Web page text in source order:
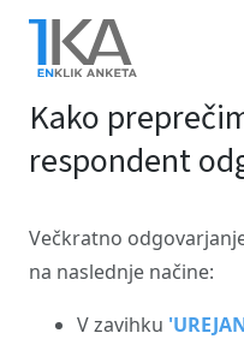
Skip
main
content
Kako
respondent
Večkratno
na naslednje načine:
V zavihku